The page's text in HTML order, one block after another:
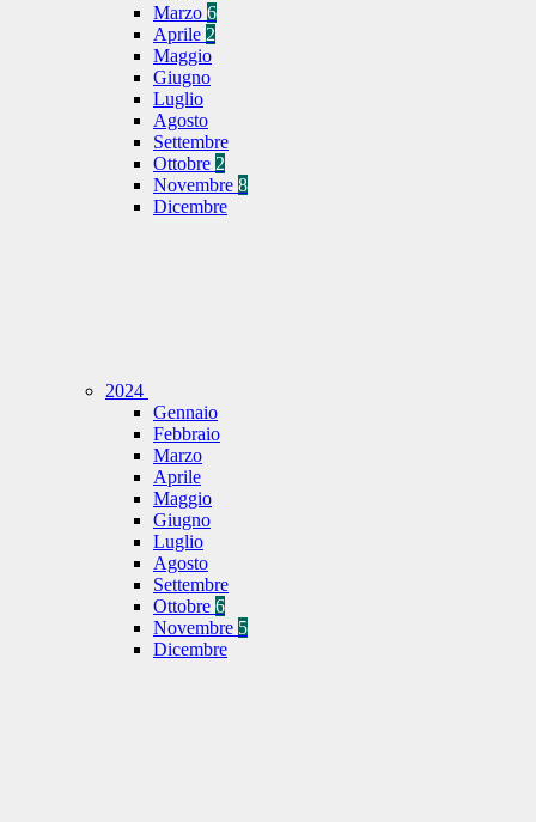
Marzo 6
Aprile 2
Maggio
Giugno
Luglio
Agosto
Settembre
Ottobre 2
Novembre 8
Dicembre
2024
Gennaio
Febbraio
Marzo
Aprile
Maggio
Giugno
Luglio
Agosto
Settembre
Ottobre 6
Novembre 5
Dicembre